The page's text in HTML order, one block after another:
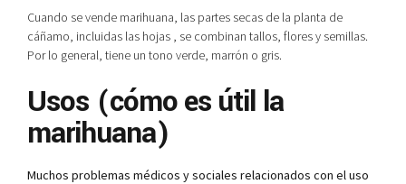
Cuando se vende marihuana, las partes secas de la planta de
cáñamo, incluidas las hojas , se combinan tallos, flores y semillas.
Por lo general, tiene un tono verde, marrón o gris.
Usos (cómo es útil la
marihuana)
Muchos problemas médicos y sociales relacionados con el uso